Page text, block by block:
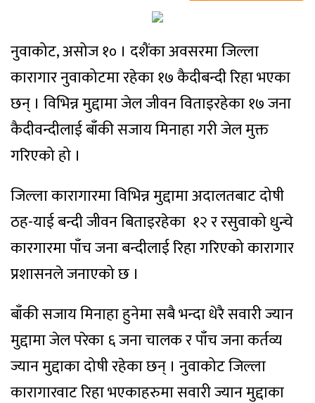
नुवाकोट, असोज १० । दशैंका अवसरमा जिल्ला
कारागार नुवाकोटमा रहेका १७ कैदीबन्दी रिहा भएका
छन् । विभिन्न मुद्दामा जेल जीवन विताइरहेका १७ जना
कैदीवन्दीलाई बाँकी सजाय मिनाहा गरी जेल मुक्त
गरिएको हो ।
जिल्ला कारागारमा विभिन्न मुद्दामा अदालतबाट दोषी
ठह-याई बन्दी जीवन बिताइरहेका १२ र रसुवाको धुन्चे
कारगारमा पाँच जना बन्दीलाई रिहा गरिएको कारागार
प्रशासनले जनाएको छ ।
बाँकी सजाय मिनाहा हुनेमा सबै भन्दा धेरै सवारी ज्यान
मुद्दामा जेल परेका ६ जना चालक र पाँच जना कर्तव्य
ज्यान मुद्दाका दोषी रहेका छन् । नुवाकोट जिल्ला
कारागारवाट रिहा भएकाहरुमा सवारी ज्यान मुद्दाका